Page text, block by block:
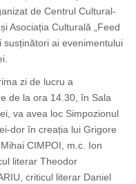
de Centrul Cultural-
Asociația Culturală „Feed
susținători ai evenimentului
zi de lucru a
de la ora 14.30, în Sala
va avea loc Simpozionul
dor în creația lui Grigore
CIMPOI, m.c. Ion
literar Theodor
criticul literar Daniel